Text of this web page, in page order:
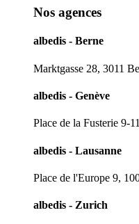
Nos agences
albedis - Berne
Marktgasse 28, 3011
albedis - Genève
Place de la Fusterie 9-
albedis - Lausanne
Place de l'Europe 9,
albedis - Zurich